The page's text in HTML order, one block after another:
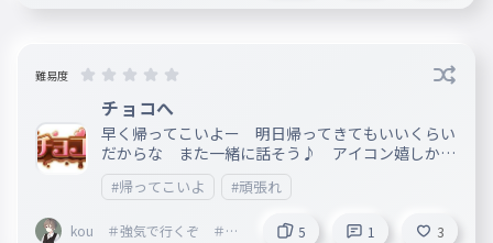
難易度
チョコへ
早く帰ってこいよー 明日帰ってきてもいいくらい
だからな また一緒に話そう♪ アイコン嬉しかっ
たよ 大げさな文だけど、優しく接してくれてありが
とう。（もう会えないみたいで草） ♥ 恥ず(｡>
#帰ってこいよ #頑張れ
kou ＃強気で行くぞ ＃荒
5 1 3